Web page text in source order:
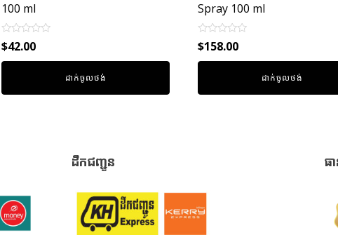
100 ml
Rated
0
out
$42.00
ដាក់ចូលថង់
Spray 100 ml
Rated
0
out
$158.00
ដាក់ចូលថង់
ដឹកជញ្ជូន ធ